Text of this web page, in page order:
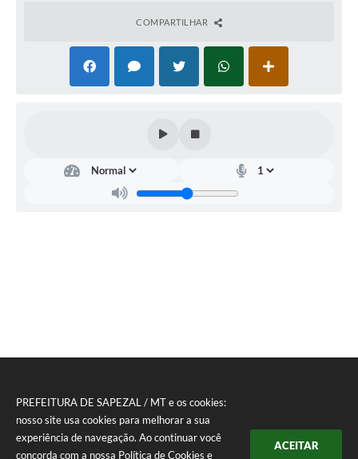
PREFEITURA DE SAPEZAL / MT e os cookies:
nosso site usa cookies para melhorar a sua
experiência de navegação. Ao continuar você
concorda com a nossa Política de Cookies e
ACEITAR
COMPARTILHAR